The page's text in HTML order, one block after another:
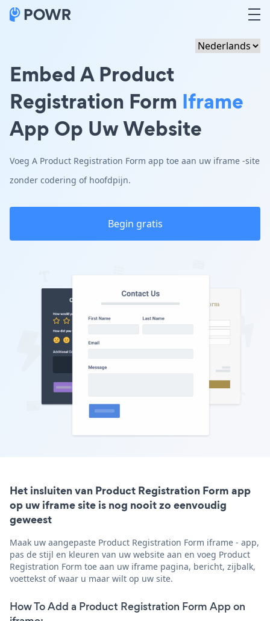
Embed A Product
Registration Form Iframe
App Op Uw Website
Voeg A Product Registration Form app toe aan uw iframe -site
zonder codering of hoofdpijn.
Begin gratis
Het insluiten van Product Registration Form app
op uw iframe site is nog nooit zo eenvoudig
geweest
Maak uw aangepaste Product Registration Form iframe - app,
pas de stijl en kleuren van uw website aan en voeg Product
Registration Form toe aan uw iframe pagina, bericht, zijbalk,
voettekst of waar u maar wilt op uw site.
How To Add a Product Registration Form App on